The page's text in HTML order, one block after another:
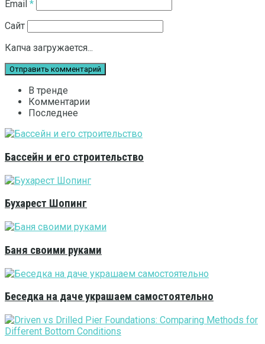
Email *
Сайт
Капча загружается...
В тренде
Комментарии
Последнее
Бассейн и его строительство
Бухарест Шопинг
Баня своими руками
Беседка на даче украшаем самостоятельно